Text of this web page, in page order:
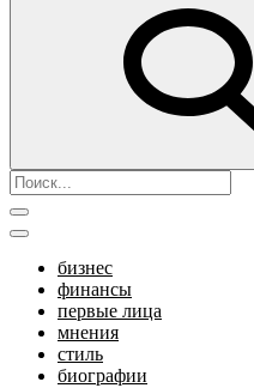
бизнес
финансы
первые лица
мнения
стиль
биографии